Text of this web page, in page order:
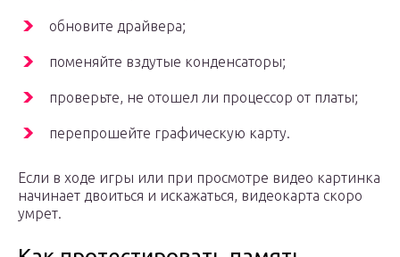
обновите драйвера;
поменяйте вздутые конденсаторы;
проверьте, не отошел ли процессор от платы;
перепрошейте графическую карту.
Если в ходе игры или при просмотре видео картинка
начинает двоиться и искажаться, видеокарта скоро
умрет.